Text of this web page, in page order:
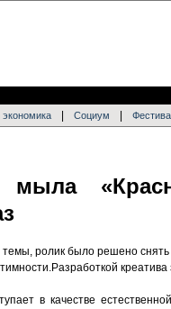
экономика Социум
мыла
ролик было решено
креатива
в качестве